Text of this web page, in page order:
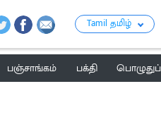
Tamil தமிழ்
பஞ்சாங்கம் பக்தி